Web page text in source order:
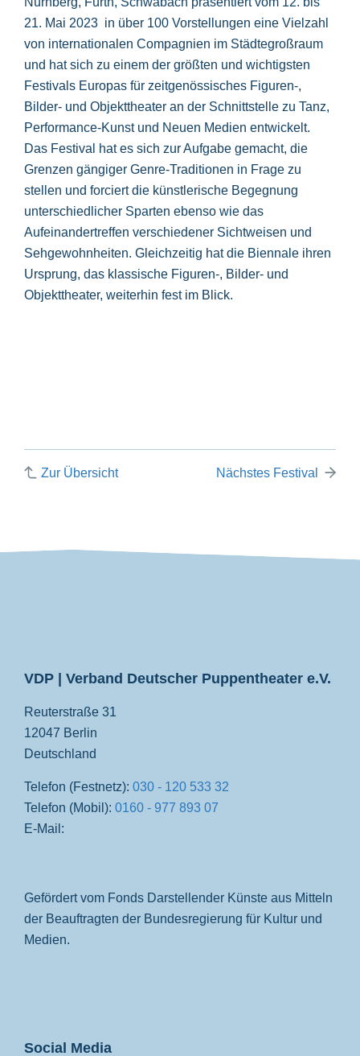
21. Mai 2023 in über 100 Vorstellungen eine Vielzahl
von internationalen Compagnien im Städtegroßraum
und hat sich zu einem der größten und wichtigsten
Festivals Europas für zeitgenössisches Figuren-,
Bilder- und Objekttheater an der Schnittstelle zu Tanz,
Performance-Kunst und Neuen Medien entwickelt.
Das Festival hat es sich zur Aufgabe gemacht, die
Grenzen gängiger Genre-Traditionen in Frage zu
stellen und forciert die künstlerische Begegnung
unterschiedlicher Sparten ebenso wie das
Aufeinandertreffen verschiedener Sichtweisen und
Sehgewohnheiten. Gleichzeitig hat die Biennale ihren
Ursprung, das klassische Figuren-, Bilder- und
Objekttheater, weiterhin fest im Blick.
Zur Übersicht Nächstes Festival
VDP | Verband Deutscher Puppentheater e.V.
Reuterstraße 31
12047 Berlin
Deutschland
Telefon (Festnetz): 030 - 120 533 32
Telefon (Mobil): 0160 - 977 893 07
E-Mail:
Gefördert vom Fonds Darstellender Künste aus Mitteln
der Beauftragten der Bundesregierung für Kultur und
Medien.
Social Media